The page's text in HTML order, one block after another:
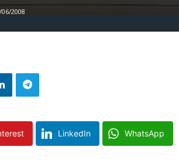
2008
LinkedIn WhatsApp